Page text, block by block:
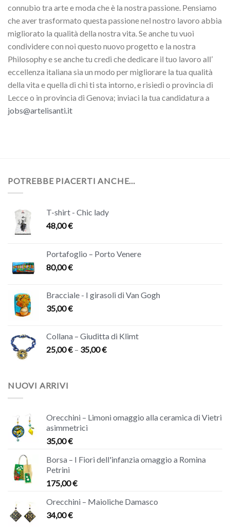
connubio tra arte e moda che è la nostra passione. Pensiamo
che aver trasformato questa passione nel nostro lavoro abbia
migliorato la qualità della nostra vita. Se anche tu vuoi
condividere con noi questo nuovo progetto e la nostra
Philosophy e se anche tu credi che dedicare il tuo lavoro all’
eccellenza italiana sia un modo per migliorare la tua qualità
della vita e quella di chi ti sta intorno, e risiedi o provincia di
Lecce o in provincia di Genova; inviaci la tua candidatura a
jobs@artelisanti.it
POTREBBE PIACERTI ANCHE…
T-shirt - Chic lady
48,00€
Portafoglio – Porto Venere
80,00€
Bracciale - I girasoli di Van Gogh
35,00€
Collana – Giuditta di Klimt
25,00€ – 35,00€
NUOVI ARRIVI
Orecchini – Limoni omaggio alla ceramica di Vietri
asimmetrici
35,00€
Borsa – I Fiori dell'infanzia omaggio a Romina
Petrini
175,00€
Orecchini – Maioliche Damasco
34,00€